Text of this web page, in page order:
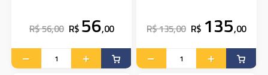
R$ 56,00 R$ 56,00 R$ 135,00 R$ 135,00